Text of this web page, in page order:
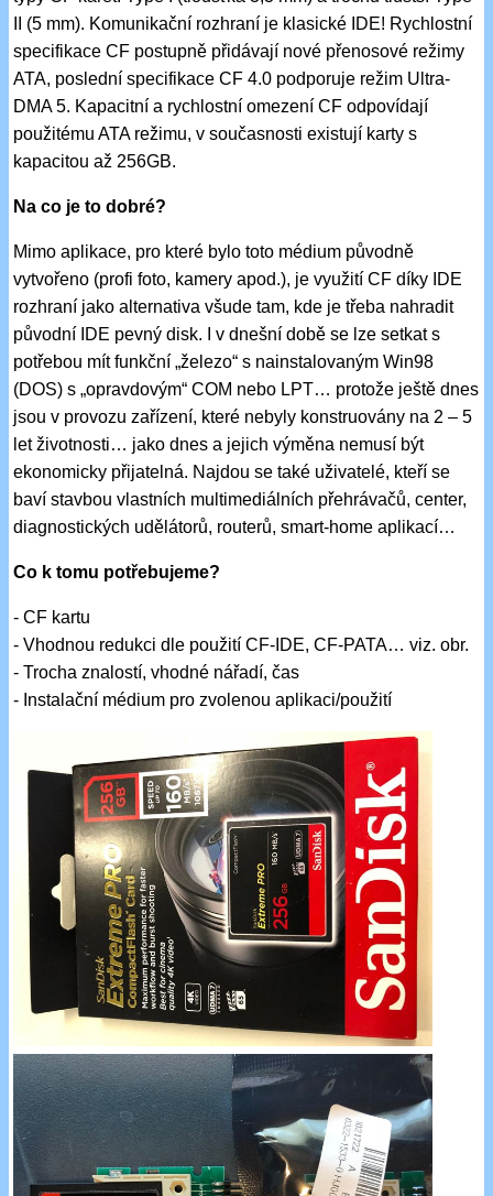
II (5 mm). Komunikační rozhraní je klasické IDE! Rychlostní
specifikace CF postupně přidávají nové přenosové režimy
ATA, poslední specifikace CF 4.0 podporuje režim Ultra-
DMA 5. Kapacitní a rychlostní omezení CF odpovídají
použitému ATA režimu, v současnosti existují karty s
kapacitou až 256GB.
Na co je to dobré?
Mimo aplikace, pro které bylo toto médium původně
vytvořeno (profi foto, kamery apod.), je využití CF díky IDE
rozhraní jako alternativa všude tam, kde je třeba nahradit
původní IDE pevný disk. I v dnešní době se lze setkat s
potřebou mít funkční „železo“ s nainstalovaným Win98
(DOS) s „opravdovým“ COM nebo LPT… protože ještě dnes
jsou v provozu zařízení, které nebyly konstruovány na 2 – 5
let životnosti… jako dnes a jejich výměna nemusí být
ekonomicky přijatelná. Najdou se také uživatelé, kteří se
baví stavbou vlastních multimediálních přehrávačů, center,
diagnostických udělátorů, routerů, smart-home aplikací…
Co k tomu potřebujeme?
- CF kartu
- Vhodnou redukci dle použití CF-IDE, CF-PATA… viz. obr.
- Trocha znalostí, vhodné nářadí, čas
- Instalační médium pro zvolenou aplikaci/použití